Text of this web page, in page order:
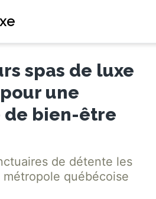
spas de luxe
une
de bien-être
de détente les
québécoise